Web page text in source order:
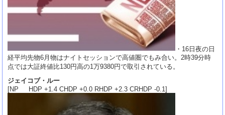
・16日夜の日
経平均先物6月物はナイトセッションで高値圏でもみ合い。2時39分時
点では大証終値比130円高の1万9380円で取引されている。
ジェイコブ・ルー
[NP HDP +1.4 CHDP +0.0 RHDP +2.3 CRHDP -0.1]